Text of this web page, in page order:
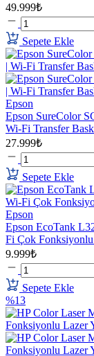
49.999₺
Sepete Ekle
Epson
Epson SureColor
Wi-Fi Transfer Baskı
27.999₺
Sepete Ekle
Epson
Epson EcoTank
Fi Çok Fonksiyonlu
9.999₺
Sepete Ekle
%13